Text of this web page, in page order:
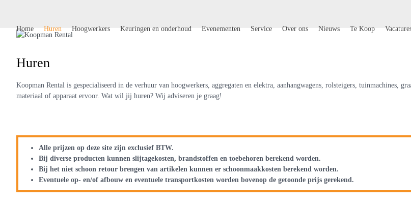
contentHome
Huren Hoogwerkers Keuringen en onderhoud Evenementen Service Over ons Nieuws Te Koop
Huren
Koopman Rental is gespecialiseerd in de verhuur van hoogwerkers, aggregaten en elektra, aanhangwagens, rolsteigers, tuinmachines,
materiaal of apparaat ervoor. Wat wil jij huren? Wij adviseren je graag!
Alle prijzen op deze site zijn exclusief BTW.
Bij diverse producten kunnen slijtagekosten, brandstoffen en toebehoren berekend worden.
Bij het niet schoon retour brengen van artikelen kunnen er schoonmaakkosten berekend worden.
Eventuele op- en/of afbouw en eventuele transportkosten worden bovenop de getoonde prijs gerekend.